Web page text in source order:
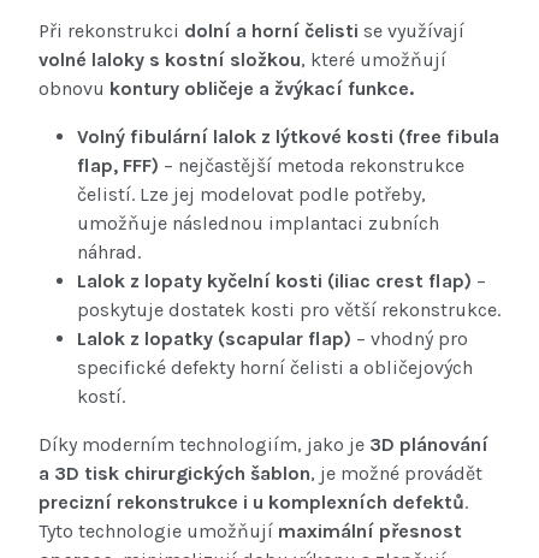
Při rekonstrukci dolní a horní čelisti se využívají
volné laloky s kostní složkou, které umožňují
obnovu kontury obličeje a žvýkací funkce.
Volný fibulární lalok z lýtkové kosti (free fibula
flap, FFF) – nejčastější metoda rekonstrukce
čelistí. Lze jej modelovat podle potřeby,
umožňuje následnou implantaci zubních
náhrad.
Lalok z lopaty kyčelní kosti (iliac crest flap) –
poskytuje dostatek kosti pro větší rekonstrukce.
Lalok z lopatky (scapular flap) – vhodný pro
specifické defekty horní čelisti a obličejových
kostí.
Díky moderním technologiím, jako je 3D plánování
a 3D tisk chirurgických šablon, je možné provádět
precizní rekonstrukce i u komplexních defektů.
Tyto technologie umožňují maximální přesnost